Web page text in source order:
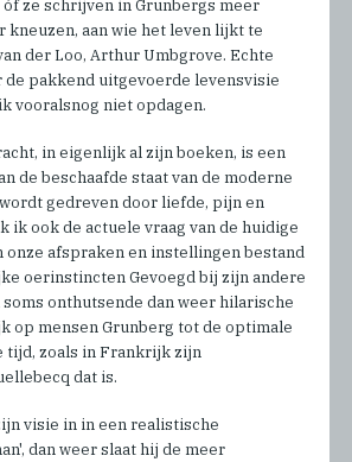
óf ze schrijven in Grunbergs meer
kneuzen, aan wie het leven lijkt te
der Loo, Arthur Umbgrove. Echte
pakkend uitgevoerde levensvisie
vooralsnog niet opdagen.
in eigenlijk al zijn boeken, is een
de beschaafde staat van de moderne
gedreven door liefde, pijn en
ik ook de actuele vraag van de huidige
onze afspraken en instellingen bestand
oerinstincten Gevoegd bij zijn andere
onthutsende dan weer hilarische
op mensen Grunberg tot de optimale
tijd, zoals in Frankrijk zijn
dat is.
visie in in een realistische
dan weer slaat hij de meer